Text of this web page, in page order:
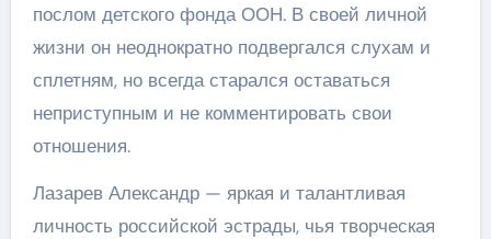
послом детского фонда ООН. В своей личной
жизни он неоднократно подвергался слухам и
сплетням, но всегда старался оставаться
неприступным и не комментировать свои
отношения.
Лазарев Александр — яркая и талантливая
личность российской эстрады, чья творческая